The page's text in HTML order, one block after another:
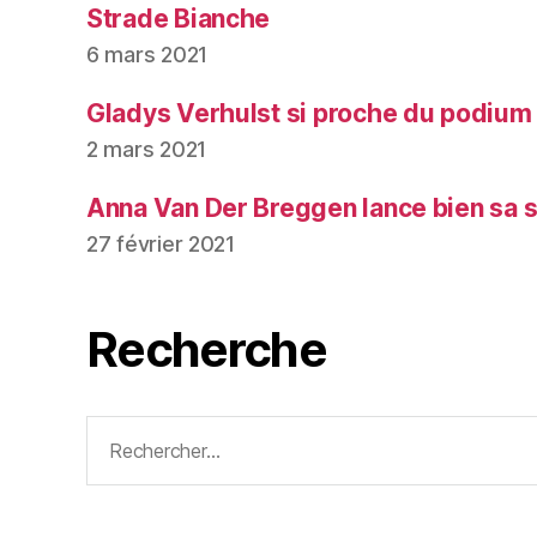
Strade Bianche
6 mars 2021
Gladys Verhulst si proche du podium
2 mars 2021
Anna Van Der Breggen lance bien sa
27 février 2021
Recherche